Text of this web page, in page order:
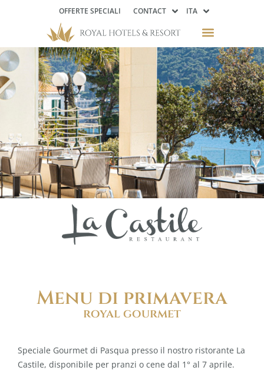
OFFERTE SPECIALI CONTACT ITA
Menu Royal di
Primavera
Menu di primavera
royal gourmet
Speciale Gourmet di Pasqua presso il nostro ristorante La
Castile, disponibile per pranzi o cene dal 1° al 7 aprile.